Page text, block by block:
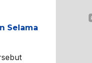
Selama